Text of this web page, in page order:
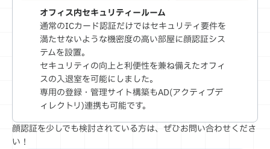
オフィス内セキュリティールーム
通常のICカード認証だけではセキュリティ要件を
満たせないような機密度の高い部屋に顔認証シス
テムを設置。
セキュリティの向上と利便性を兼ね備えたオフィ
スの入退室を可能にしました。
専用の登録・管理サイト構築もAD(アクティブデ
ィレクトリ)連携も可能です。
顔認証を少しでも検討されている方は、ぜひお問い合わせくださ
い！